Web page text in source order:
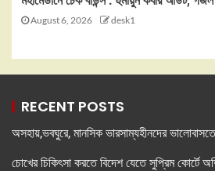
August 6, 2026 desk1
RECENT POSTS
অসহায়,ভবঘুরে, মানসিক ভারসাম্যহীনদের
চোখের চিকিৎসা করতে বিদেশ যেতে সুপ্রিম কোর্টে